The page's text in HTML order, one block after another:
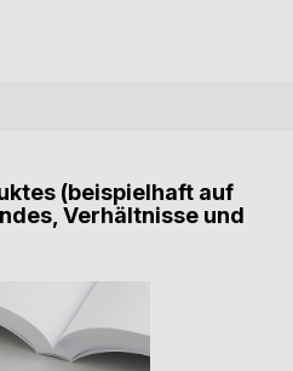
(beispielhaft auf
Verhältnisse und